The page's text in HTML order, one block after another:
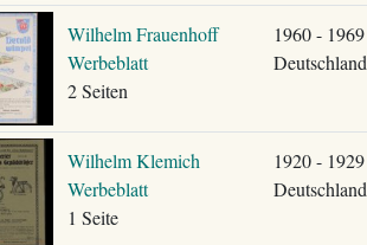
Wilhelm Frauenhoff
Werbeblatt
2 Seiten
1960 - 1969
Deutschland
Wilhelm Klemich
Werbeblatt
1 Seite
1920 - 1929
Deutschland